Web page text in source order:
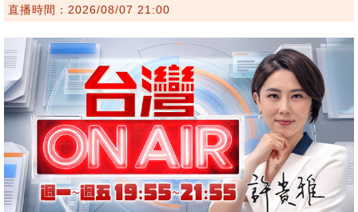
直播時間：2026/08/07 21:00